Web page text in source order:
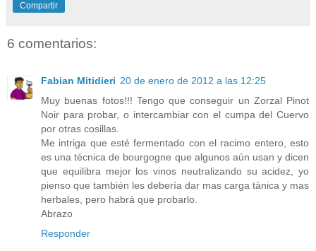
Compartir
6 comentarios:
Fabian Mitidieri 20 de enero de 2012 a las 12:25
Muy buenas fotos!!! Tengo que conseguir un Zorzal Pinot
Noir para probar, o intercambiar con el cumpa del Cuervo
por otras cosillas.
Me intriga que esté fermentado con el racimo entero, esto
es una técnica de bourgogne que algunos aún usan y dicen
que equilibra mejor los vinos neutralizando su acidez, yo
pienso que también les debería dar mas carga tánica y mas
herbales, pero habrá que probarlo.
Abrazo
Responder